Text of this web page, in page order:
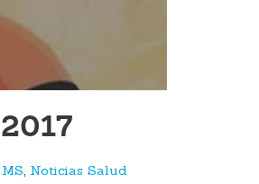
, Noticias Salud